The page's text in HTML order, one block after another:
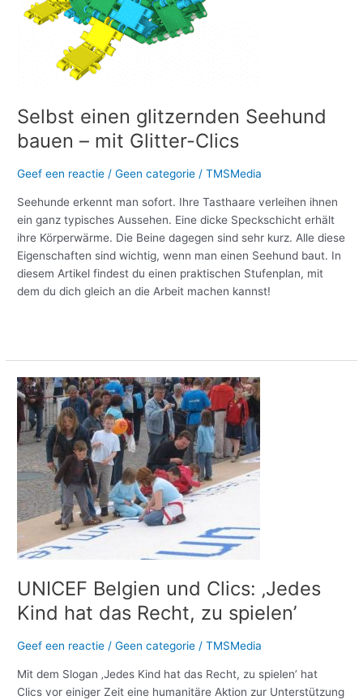
Selbst einen glitzernden Seehund
bauen – mit Glitter-Clics
Geef een reactie /Geen categorie /TMSMedia
Seehunde erkennt man sofort. Ihre Tasthaare verleihen ihnen
ein ganz typisches Aussehen. Eine dicke Speckschicht erhält
ihre Körperwärme. Die Beine dagegen sind sehr kurz. Alle diese
Eigenschaften sind wichtig, wenn man einen Seehund baut. In
diesem Artikel findest du einen praktischen Stufenplan, mit
dem du dich gleich an die Arbeit machen kannst!
bauen
UNICEF Belgien und Clics: ‚Jedes
Kind hat das Recht, zu spielen’
Geef een reactie /Geen categorie /TMSMedia
Mit dem Slogan ‚Jedes Kind hat das Recht, zu spielen’ hat
Clics vor einiger Zeit eine humanitäre Aktion zur Unterstützung
UNICEF
Belgien
und
Clics:
‚Jedes
Kind
hat
das
zu
spielen’